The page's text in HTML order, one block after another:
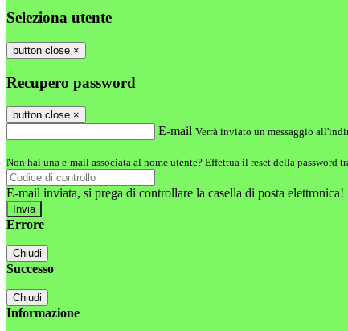
Seleziona utente
button close ×
Recupero password
button close ×
E-mail Verrà inviato un messaggio
Non hai una e-mail associata al nome utente? Effettua il reset della password
E-mail inviata, si prega di controllare la casella di posta elettronica!
Errore
Chiudi
Successo
Chiudi
Informazione